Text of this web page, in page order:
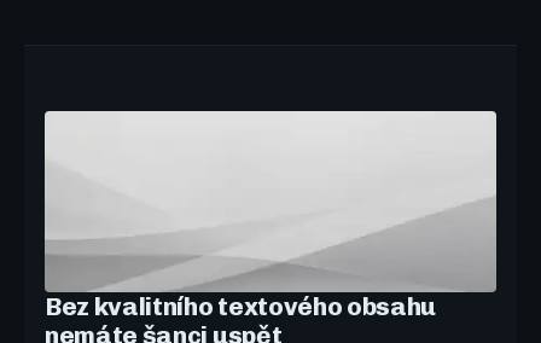
Bez kvalitního textového obsahu
nemáte šanci uspět